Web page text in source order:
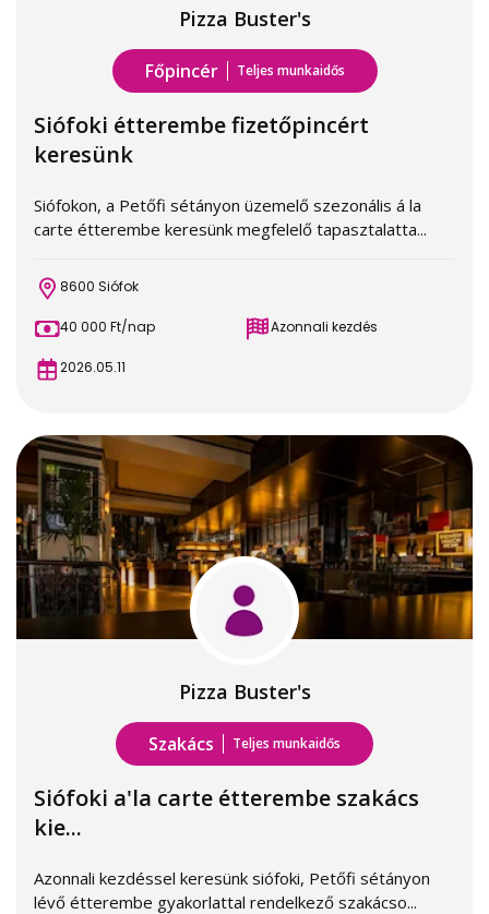
Pizza Buster's
Főpincér Teljes munkaidős
Siófoki étterembe fizetőpincért
keresünk
Siófokon, a Petőfi sétányon üzemelő szezonális á la
carte étterembe keresünk megfelelő tapasztalatta...
8600 Siófok
40 000 Ft/nap Azonnali kezdés
2026.05.11
Pizza Buster's
Szakács Teljes munkaidős
Siófoki a'la carte étterembe szakács
kie...
Azonnali kezdéssel keresünk siófoki, Petőfi sétányon
lévő étterembe gyakorlattal rendelkező szakácso...